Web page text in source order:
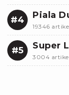
#4 Piala
19346
#5 Super
3004